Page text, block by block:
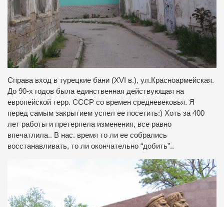
Справа вход в турецкие бани (XVI в.), ул.Красноармейская.
До 90-х годов была единственная действующая на
европейской терр. СССР со времен средневековья. Я
перед самым закрытием успел ее посетить:) Хоть за 400
лет работы и претерпела изменения, все равно
впечатлила.. В нас. время то ли ее собрались
восстанавливать, то ли окончательно “добить”..